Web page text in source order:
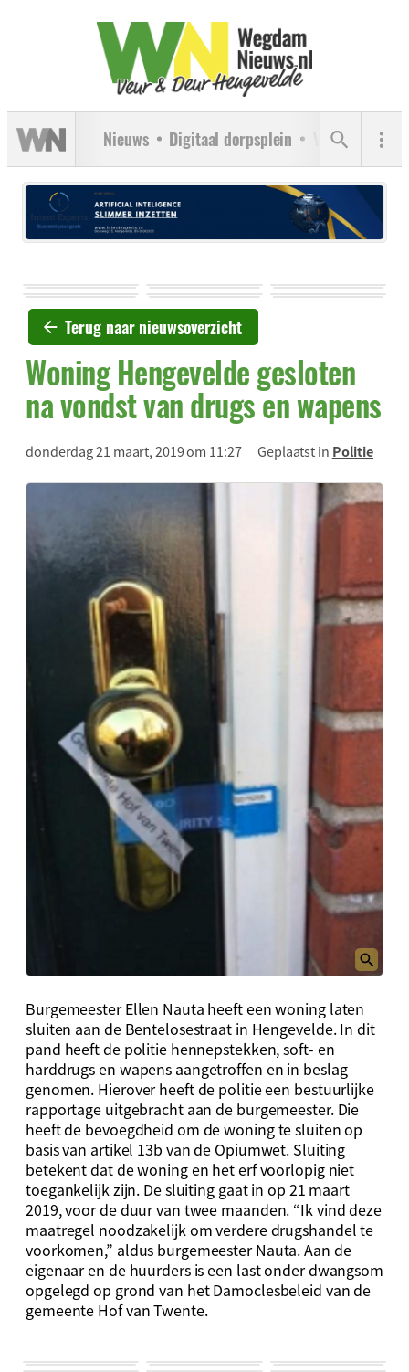
Nieuws Digitaal dorpsplein Verenigingen
Terug naar nieuwsoverzicht
Woning Hengevelde gesloten
na vondst van drugs en wapens
donderdag 21 maart, 2019 om 11:27 Geplaatst in Politie
Burgemeester Ellen Nauta heeft een woning laten
sluiten aan de Bentelosestraat in Hengevelde. In dit
pand heeft de politie hennepstekken, soft- en
harddrugs en wapens aangetroffen en in beslag
genomen. Hierover heeft de politie een bestuurlijke
rapportage uitgebracht aan de burgemeester. Die
heeft de bevoegdheid om de woning te sluiten op
basis van artikel 13b van de Opiumwet. Sluiting
betekent dat de woning en het erf voorlopig niet
toegankelijk zijn. De sluiting gaat in op 21 maart
2019, voor de duur van twee maanden. “Ik vind deze
maatregel noodzakelijk om verdere drugshandel te
voorkomen,” aldus burgemeester Nauta. Aan de
eigenaar en de huurders is een last onder dwangsom
opgelegd op grond van het Damoclesbeleid van de
gemeente Hof van Twente.